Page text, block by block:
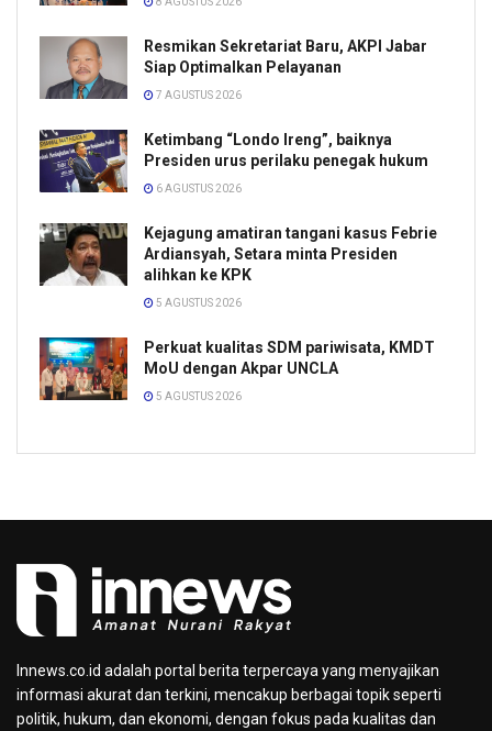
Resmikan Sekretariat Baru, AKPI Jabar
Siap Optimalkan Pelayanan
7 AGUSTUS 2026
Ketimbang “Londo Ireng”, baiknya
Presiden urus perilaku penegak hukum
6 AGUSTUS 2026
Kejagung amatiran tangani kasus Febrie
Ardiansyah, Setara minta Presiden
alihkan ke KPK
5 AGUSTUS 2026
Perkuat kualitas SDM pariwisata, KMDT
MoU dengan Akpar UNCLA
5 AGUSTUS 2026
Innews.co.id adalah portal berita terpercaya yang menyajikan
informasi akurat dan terkini, mencakup berbagai topik seperti
politik, hukum, dan ekonomi, dengan fokus pada kualitas dan